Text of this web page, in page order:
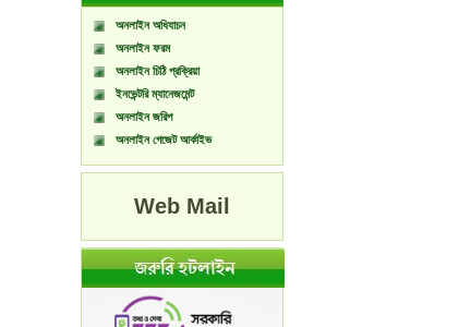
অনলাইন অধিযাচন
অনলাইন ফরম
অনলাইন চিঠি প্রক্রিয়া
ইনভেন্টরি ম্যানেজমেন্ট
অনলাইন জরিপ
অনলাইন গেজেট আর্কাইভ
Web Mail